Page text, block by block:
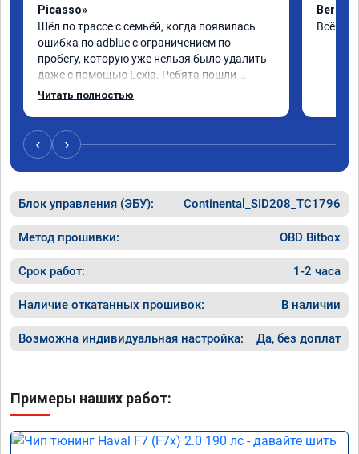
Picasso»
Шёл по трассе с семьёй, когда появилась
ошибка по adblue с ограничением по
пробегу, которую уже нельзя было удалить
даже с помощью Lexia. Ребята пошли
навстречу, оперативно приняли и за час
Читать полностью
Всё
‹ ›
Блок управления (ЭБУ): Continental_SID208_TC1796
Метод прошивки: OBD Bitbox
Срок работ: 1-2 часа
Наличие откатанных прошивок: В наличии
Возможна индивидуальная настройка: Да, без доплат
Примеры наших работ: